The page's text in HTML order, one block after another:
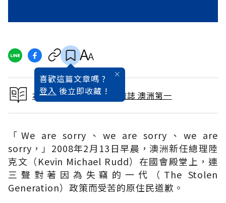
喜歡這篇文章嗎 ?
登入 後立即收藏 !
本文出自 2009 / 6月號雜誌 澳洲第一
「We are sorry、we are sorry、we are
sorry，」2008年2月13日早晨，澳洲新任總理陸
克文（Kevin Michael Rudd）在國會殿堂上，連
三聲對著因為失竊的一代（The Stolen
Generation）政策而受苦的原住民道歉。